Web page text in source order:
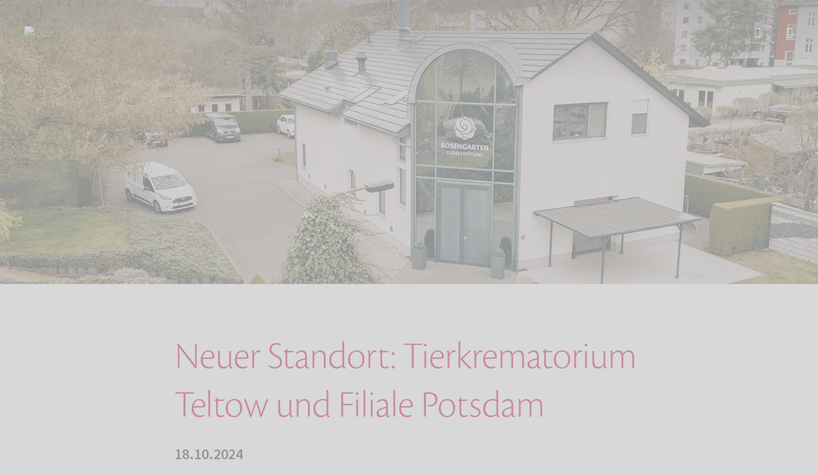
Start Über uns Aktuelles Neuer Standort: Tierkrematorium Teltow und Filiale Potsdam
Neuer Standort: Tierkrematorium
Teltow und Filiale Potsdam
18.10.2024